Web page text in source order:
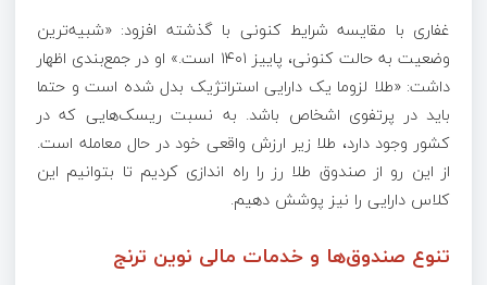
غفاری با مقایسه شرایط کنونی با گذشته افزود: «شبیه‌ترین
وضعیت به حالت کنونی، پاییز ۱۴۰۱ است.» او در جمع‌بندی اظهار
داشت: «طلا لزوما یک دارایی استراتژیک بدل شده است و حتما
باید در پرتفوی اشخاص باشد. به نسبت ریسک‌هایی که در
کشور وجود دارد، طلا زیر ارزش واقعی خود در حال معامله است.
از این رو از صندوق طلا رز را راه اندازی کردیم تا بتوانیم این
کلاس دارایی را نیز پوشش دهیم.
تنوع صندوق‌ها و خدمات مالی نوین ترنج